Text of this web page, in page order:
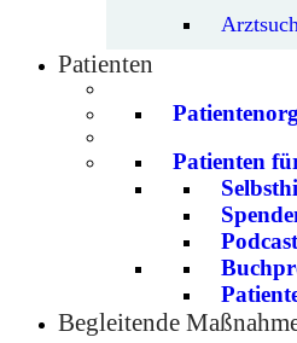
Patienten
Patienten
Begleitende